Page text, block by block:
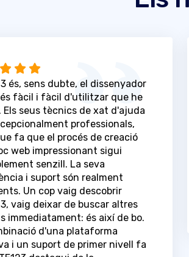
és, sens dubte, el dissenyador
fàcil i fàcil d'utilitzar que he
Els seus tècnics de xat d'ajuda
professionals,
fa que el procés de creació
web impressionant sigui
senzill. La seva
i suport són realment
Un cop vaig descobrir
vaig deixar de buscar altres
immediatament: és així de bo.
d'una plataforma
i un suport de primer nivell fa